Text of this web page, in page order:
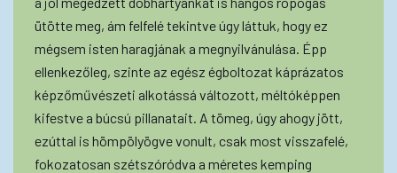
ütötte meg, ám felfelé tekintve úgy láttuk, hogy ez
mégsem isten haragjának a megnyilvánulása. Épp
ellenkezőleg, szinte az egész égboltozat káprázatos
képzőművészeti alkotássá változott, méltóképpen
kifestve a búcsú pillanatait. A tömeg, úgy ahogy jött,
ezúttal is hömpölyögve vonult, csak most visszafelé,
fokozatosan szétszóródva a méretes kemping